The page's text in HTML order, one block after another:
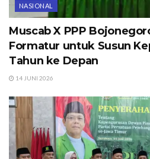
NASIONAL
Muscab X PPP
Formatur untuk Susun
Tahun ke Depan
14 JUNI 2026